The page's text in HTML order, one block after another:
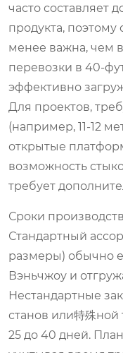
часто составляет
продукта,
менее важна, чем
перевозки в 40-
эффективно
Для проектов,
(например, 11-12
открытые
возможность
требует
Сроки
Стандартный
размеры) обычно
Вэньчжоу и
Нестандартные
станов или特殊
25 до 40 дней.